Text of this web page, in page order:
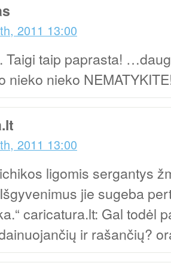
2011 13:00
Taigi taip paprasta!
nieko nieko
2011 13:00
ligomis sergantys
jie sugeba
caricatura.lt: Gal todėl
ir rašančių?